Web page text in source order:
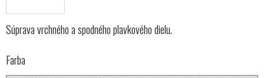
Súprava vrchného a spodného plavkového dielu.
Farba